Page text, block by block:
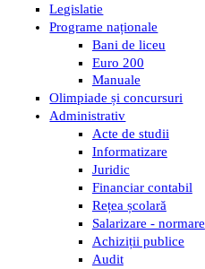
Legislatie
Programe naționale
Bani de liceu
Euro 200
Manuale
Olimpiade și concursuri
Administrativ
Acte de studii
Informatizare
Juridic
Financiar contabil
Rețea școlară
Salarizare - normare
Achiziții publice
Audit